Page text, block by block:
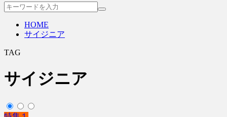
HOME
サイジニア
TAG
サイジニア